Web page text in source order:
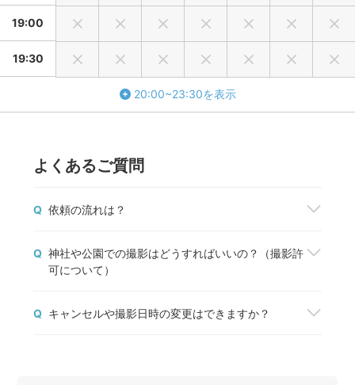
19:00
19:30
20:00~23:30を表示
よくあるご質問
Q 依頼の流れは？
ら、「予約する」ボタンから撮影を申込みましょ
う。fotowaから撮影契約成立のメールが届いた
予約前に質問や相談しておきたいことがある場合
は、「質問する」ボタンからフォトグラファーと1
Q 神社や公園での撮影はどうすればいいの？（撮影許
可について）
方に必ずご確認をお願いします。
Q キャンセルや撮影日時の変更はできますか？